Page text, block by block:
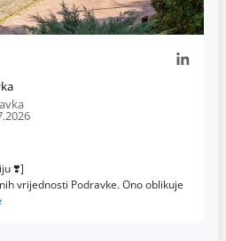
❣️]
vrijednosti Podravke. Ono oblikuje